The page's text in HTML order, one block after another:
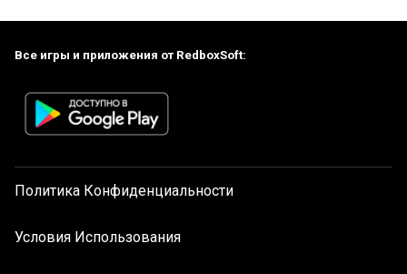
Все игры и приложения от RedboxSoft:
Политика Конфиденциальности
Условия Использования